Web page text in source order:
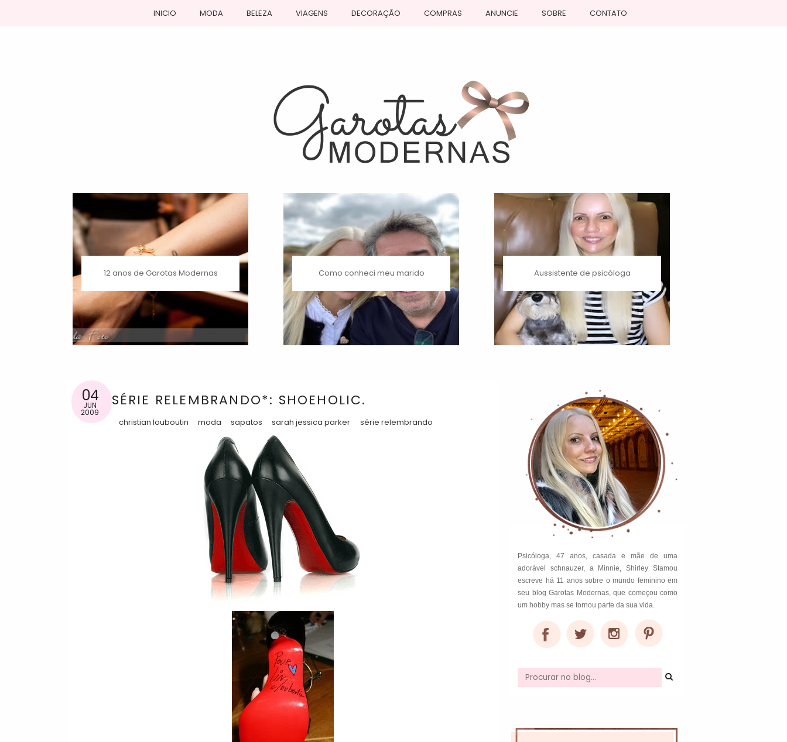
INICIO MODA BELEZA VIAGENS DECORAÇÃO COMPRAS ANUNCIE SOBRE CONTATO
12 anos de Garotas Modernas Como conheci meu marido Aussistente de psicóloga
04
JUN
2009
SÉRIE RELEMBRANDO*: SHOEHOLIC.
christian louboutin moda sapatos sarah jessica parker série relembrando
Psicóloga, 47 anos, casada e mãe de uma
adorável schnauzer, a Minnie, Shirley Stamou
escreve há 11 anos sobre o mundo feminino em
seu blog Garotas Modernas, que começou como
um hobby mas se tornou parte da sua vida.